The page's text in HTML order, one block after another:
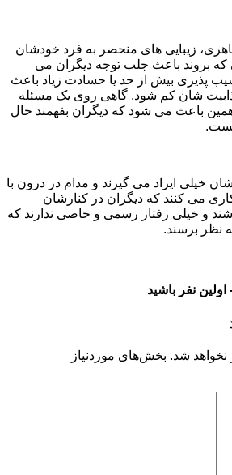
زیبایی های منحصر به فرد خودشان
که بروند باعث جلب توجه دیگران می
پذیری بیش از حد یا حسادت زیاد باعث
شان کم شود. گاهی روی یک مسئله
باعث می شود که دیگران بفهمند حال
خیلی ایراد می گیرند و مدام در درون با
می‌ کنند که دیگران در کنارشان
و خیلی رفتار رسمی و خاصی ندارند که
نظر برسند.
نفر باشید
نخواهد شد. بخش‌های موردنیاز